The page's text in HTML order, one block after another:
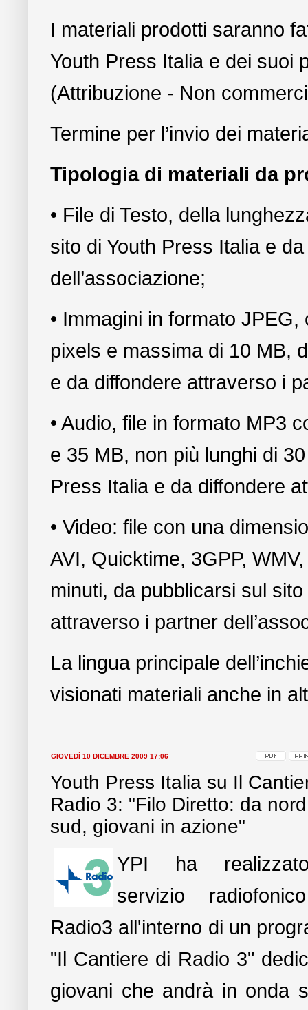
I materiali prodotti saranno
Youth Press Italia e dei suoi
(Attribuzione - Non
Termine per l’invio dei
Tipologia di materiali da
• File di Testo, della
sito di Youth Press Italia e
dell’associazione;
• Immagini in formato
pixels e massima di 10 MB,
e da diffondere attraverso i
• Audio, file in formato MP3
e 35 MB, non più lunghi di
Press Italia e da diffondere
• Video: file con una
AVI, Quicktime, 3GPP,
minuti, da pubblicarsi sul
attraverso i partner
La lingua principale
visionati materiali anche in
GIOVEDÌ 10 DICEMBRE 2009 17:06
Youth Press Italia su Il
Radio 3: "Filo Diretto: da
sud, giovani in azione"
YPI ha
servizio
Radio3 all'interno di un
"Il Cantiere di Radio 3"
giovani che andrà in onda